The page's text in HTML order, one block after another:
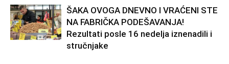
ŠAKA OVOGA DNEVNO I VRAĆENI STE
NA FABRIČKA PODEŠAVANJA!
Rezultati posle 16 nedelja iznenadili i
stručnjake